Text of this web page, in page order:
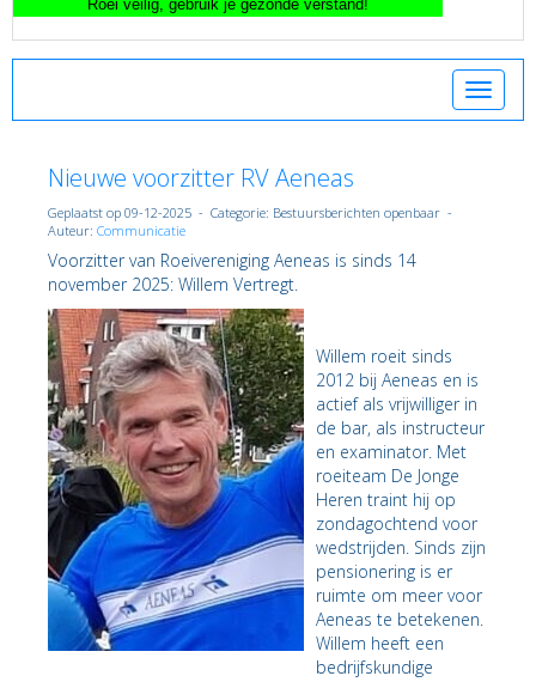
Toggle
Nieuwe voorzitter RV Aeneas
Geplaatst op 09-12-2025 - Categorie: Bestuursberichten openbaar -
Auteur: Communicatie
Voorzitter van Roeivereniging Aeneas is sinds 14
november 2025: Willem Vertregt.
Willem roeit sinds
2012 bij Aeneas en is
actief als vrijwilliger in
de bar, als instructeur
en examinator. Met
roeiteam De Jonge
Heren traint hij op
zondagochtend voor
wedstrijden. Sinds zijn
pensionering is er
ruimte om meer voor
Aeneas te betekenen.
Willem heeft een
bedrijfskundige